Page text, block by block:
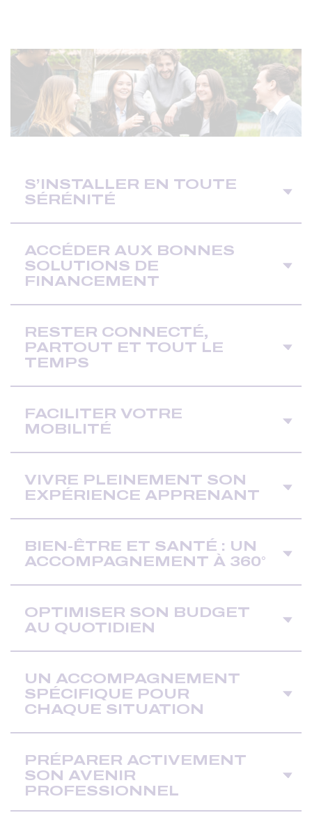
S’INSTALLER EN TOUTE
SÉRÉNITÉ
ACCÉDER AUX BONNES
SOLUTIONS DE
FINANCEMENT
RESTER CONNECTÉ,
PARTOUT ET TOUT LE
TEMPS
FACILITER VOTRE
MOBILITÉ
VIVRE PLEINEMENT SON
EXPÉRIENCE APPRENANT
BIEN-ÊTRE ET SANTÉ : UN
ACCOMPAGNEMENT À 360°
OPTIMISER SON BUDGET
AU QUOTIDIEN
UN ACCOMPAGNEMENT
SPÉCIFIQUE POUR
CHAQUE SITUATION
PRÉPARER ACTIVEMENT
SON AVENIR
PROFESSIONNEL